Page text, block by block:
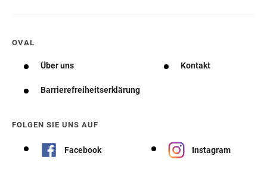
OVAL
Über uns Kontakt
Barrierefreiheitserklärung
FOLGEN SIE UNS AUF
Facebook Instagram